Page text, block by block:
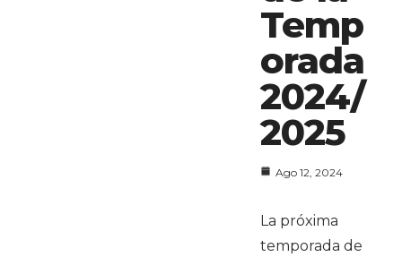
Temp
orada
2024/
2025
Ago 12, 2024
La próxima
temporada de